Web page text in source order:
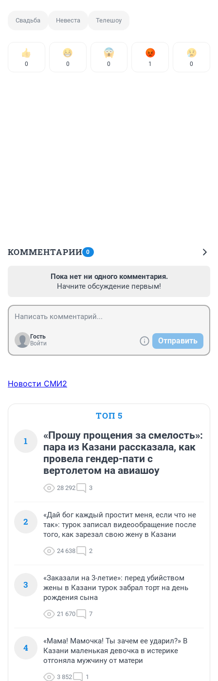
Свадьба Невеста Телешоу
0 0 0 1 0
КОММЕНТАРИИ 0
Пока нет ни одного комментария.
Начните обсуждение первым!
Гость
Войти
Отправить
Новости СМИ2
ТОП 5
1
«Прошу прощения за смелость»:
пара из Казани рассказала, как
провела гендер-пати с
вертолетом на авиашоу
28 292 3
2
«Дай бог каждый простит меня, если что не
так»: турок записал видеообращение после
того, как зарезал свою жену в Казани
24 638 2
3
«Заказали на 3-летие»: перед убийством
жены в Казани турок забрал торт на день
рождения сына
21 670 7
4
«Мама! Мамочка! Ты зачем ее ударил?» В
Казани маленькая девочка в истерике
отгоняла мужчину от матери
3 852 1